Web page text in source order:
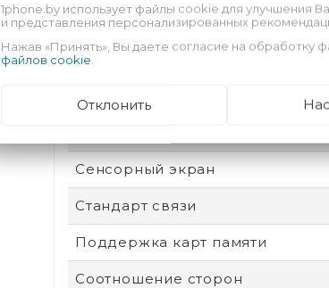
Безопасность
Техпроцесс
Сенсорный экран
Стандарт связи
Поддержка карт памяти
Соотношение сторон
1phone.by использует файлы cookie для улучшения
и представления персонализированных
Нажав «Принять», Вы даете согласие на обработку
файлов cookie
Отклонить